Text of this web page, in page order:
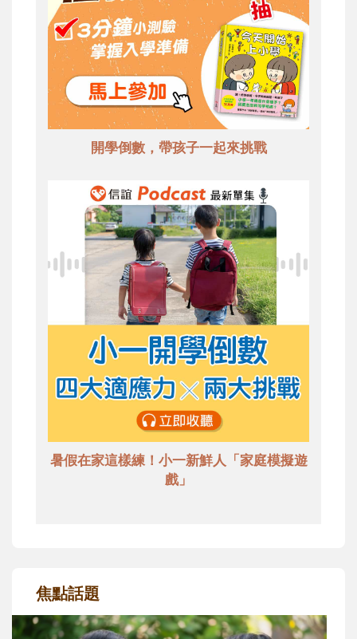
開學倒數，帶孩子一起來挑戰
暑假在家這樣練！小一新鮮人「家庭模擬遊
戲」
焦點話題